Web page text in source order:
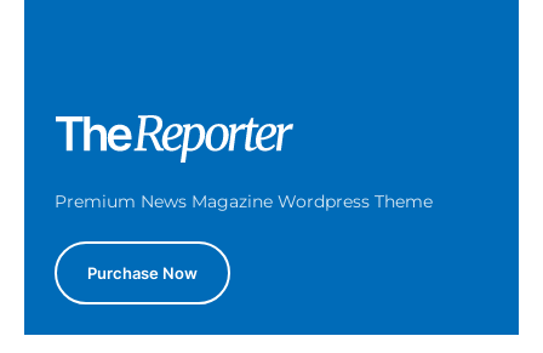
Premium News Magazine Wordpress Theme
Purchase Now